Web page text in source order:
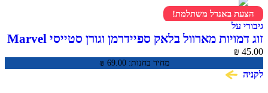
הצעת באנדל משתלמת!
גיבורי על
זוג דמויות מארוול בלאק ספיידרמן וגורן סטייסי Marvel
Spidey and His Amazing Friends
מחיר בחנות: ₪ 69.00
₪ 45.00
לקניה